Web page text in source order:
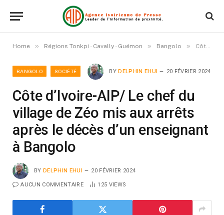
Home » Régions Tonkpi - Cavally - Guémon » Bangolo » Côte d’Ivoire-AIP/ Le chef du village de Zéo mis aux arrêts après le décès d’un enseignant à Bangolo
BANGOLO SOCIÉTÉ BY DELPHIN EHUI 20 FÉVRIER 2024
Côte d’Ivoire-AIP/ Le chef du
village de Zéo mis aux arrêts
après le décès d’un enseignant
à Bangolo
BY DELPHIN EHUI 20 FÉVRIER 2024
AUCUN COMMENTAIRE 125 VIEWS